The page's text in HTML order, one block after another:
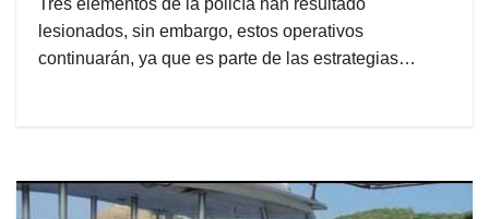
Tres elementos de la policía han resultado
lesionados, sin embargo, estos operativos
continuarán, ya que es parte de las estrategias…